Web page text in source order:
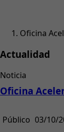
Oficina
Actualidad
Noticia
Oficina
Público 03/10/